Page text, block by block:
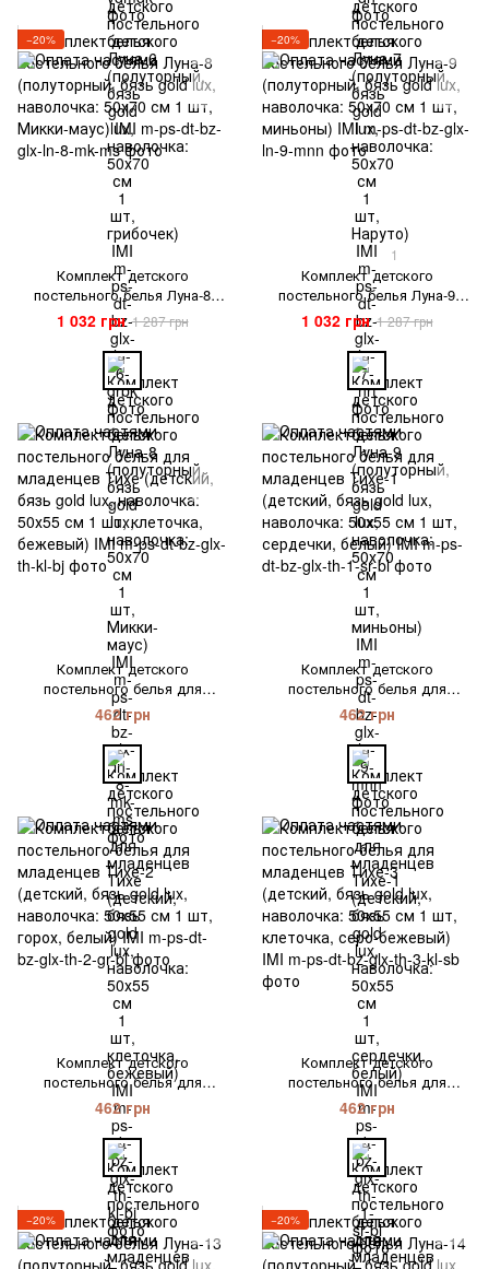
−20%
Комплект детского
постельного белья Луна-8
(полуторный, бязь gold lux,
наволочка: 50х70 см 1 шт,
Микки-маус) IMI
1 032 грн 1 287 грн
−20%
1
Комплект детского
постельного белья Луна-9
(полуторный, бязь gold lux,
наволочка: 50х70 см 1 шт,
миньоны) IMI
1 032 грн 1 287 грн
Комплект детского
постельного белья для
младенцев Тихе (детский,
бязь gold lux, наволочка:
50х55 см 1 шт, клеточка,
бежевый) IMI
462 грн
Комплект детского
постельного белья для
младенцев Тихе-1 (детский,
бязь gold lux, наволочка:
50х55 см 1 шт, сердечки,
белый) IMI
462 грн
Комплект детского
постельного белья для
младенцев Тихе-2 (детский,
бязь gold lux, наволочка:
50х55 см 1 шт, горох, белый)
IMI
462 грн
Комплект детского
постельного белья для
младенцев Тихе-3 (детский,
бязь gold lux, наволочка:
50х55 см 1 шт, клеточка,
серо-бежевый) IMI
462 грн
−20% −20%